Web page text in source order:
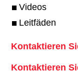
Videos
Leitfäden
Kontaktieren
Kontaktieren